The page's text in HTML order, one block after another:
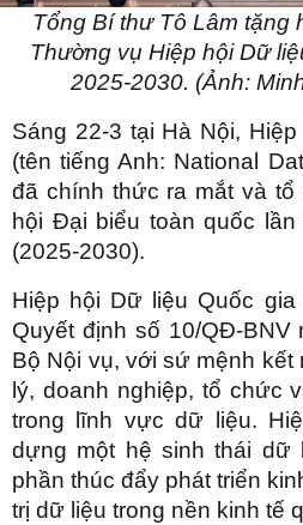
Tổng Bí thư Tô Lâm tặng
Thường vụ Hiệp hội Dữ
2025-2030. (Ảnh:
Sáng 22-3 tại Hà Nội,
(tên tiếng Anh: National
đã chính thức ra mắt và
hội Đại biểu toàn quốc
(2025-2030).
Hiệp hội Dữ liệu Quốc
Quyết định số 10/QĐ-BNV
Bộ Nội vụ, với sứ mệnh kết
lý, doanh nghiệp, tổ chức
trong lĩnh vực dữ liệu.
dựng một hệ sinh thái dữ
phần thúc đẩy phát triển
trị dữ liệu trong nền kinh tế